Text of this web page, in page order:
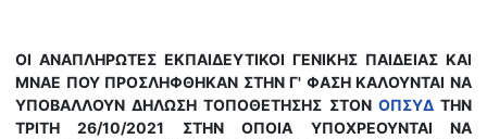
ΟΙ ΑΝΑΠΛΗΡΩΤΕΣ ΕΚΠΑΙΔΕΥΤΙΚΟΙ ΓΕΝΙΚΗΣ ΠΑΙΔΕΙΑΣ ΚΑΙ
ΜΝΑΕ ΠΟΥ ΠΡΟΣΛΗΦΘΗΚΑΝ ΣΤΗΝ Γ' ΦΑΣΗ ΚΑΛΟΥΝΤΑΙ ΝΑ
ΥΠΟΒΑΛΛΟΥΝ ΔΗΛΩΣΗ ΤΟΠΟΘΕΤΗΣΗΣ ΣΤΟΝ ΟΠΣΥΔΤΗΝ
ΤΡΙΤΗ 26/10/2021 ΣΤΗΝ ΟΠΟΙΑ ΥΠΟΧΡΕΟΥΝΤΑΙ ΝΑ